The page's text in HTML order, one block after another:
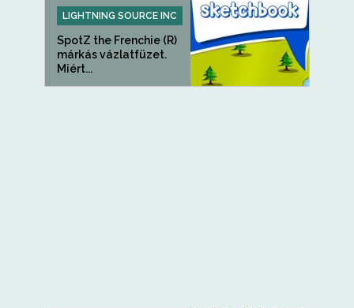
LIGHTNING SOURCE INC
SpotZ the Frenchie (R)
márkás vázlatfüzet.
Miért...